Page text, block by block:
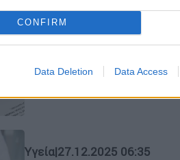
CONFIRM
Data Deletion Data Access
Μείωση 2% στην
Μείωση 1% των τιμών
0,1% των τιμών
προϊόντων - Αύξηση
Υγεία|27.12.2025 06:35